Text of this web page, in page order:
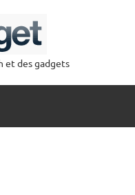
et des gadgets